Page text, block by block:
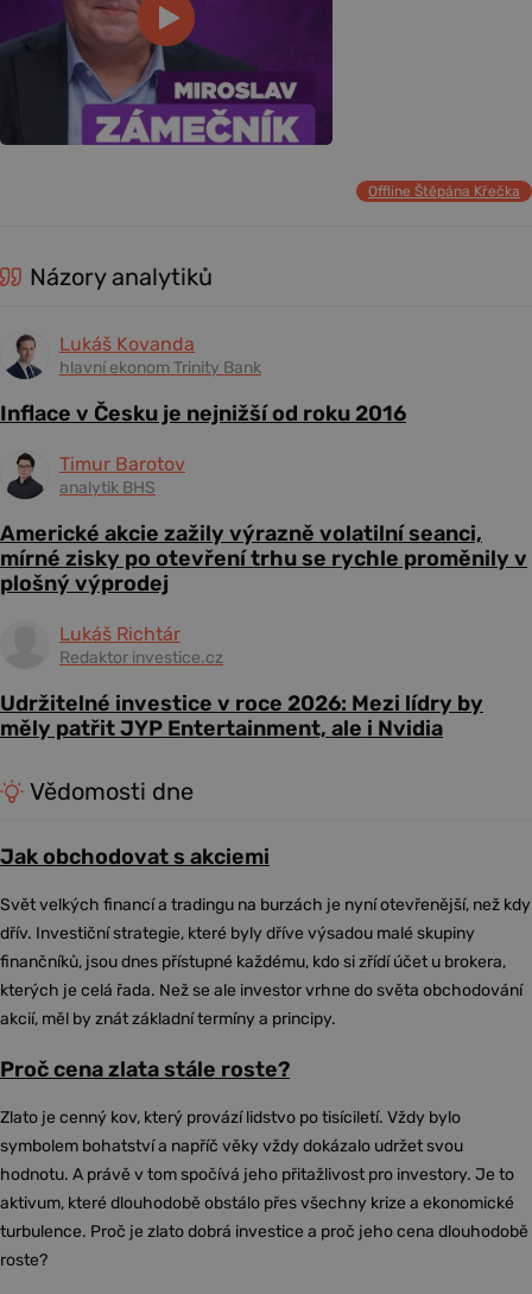
Offline Štěpána Křečka
Názory analytiků
Lukáš Kovanda
hlavní ekonom Trinity Bank
Inflace v Česku je nejnižší od roku 2016
Timur Barotov
analytik BHS
Americké akcie zažily výrazně volatilní seanci,
mírné zisky po otevření trhu se rychle proměnily v
plošný výprodej
Lukáš Richtár
Redaktor investice.cz
Udržitelné investice v roce 2026: Mezi lídry by
měly patřit JYP Entertainment, ale i Nvidia
Vědomosti dne
Jak obchodovat s akciemi
Svět velkých financí a tradingu na burzách je nyní otevřenější, než kdy
dřív. Investiční strategie, které byly dříve výsadou malé skupiny
finančníků, jsou dnes přístupné každému, kdo si zřídí účet u brokera,
kterých je celá řada. Než se ale investor vrhne do světa obchodování
akcií, měl by znát základní termíny a principy.
Proč cena zlata stále roste?
Zlato je cenný kov, který provází lidstvo po tisíciletí. Vždy bylo
symbolem bohatství a napříč věky vždy dokázalo udržet svou
hodnotu. A právě v tom spočívá jeho přitažlivost pro investory. Je to
aktivum, které dlouhodobě obstálo přes všechny krize a ekonomické
turbulence. Proč je zlato dobrá investice a proč jeho cena dlouhodobě
roste?